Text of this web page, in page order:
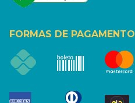
FORMAS DE PAGAMENTO